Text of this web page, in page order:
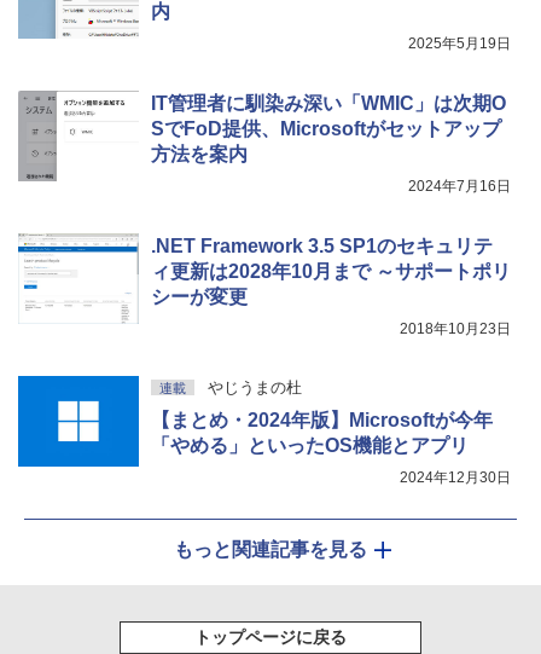
内
2025年5月19日
IT管理者に馴染み深い「WMIC」は次期O
SでFoD提供、Microsoftがセットアップ
方法を案内
2024年7月16日
.NET Framework 3.5 SP1のセキュリテ
ィ更新は2028年10月まで ～サポートポリ
シーが変更
2018年10月23日
連載 やじうまの杜
【まとめ・2024年版】Microsoftが今年
「やめる」といったOS機能とアプリ
2024年12月30日
もっと関連記事を見る
トップページに戻る